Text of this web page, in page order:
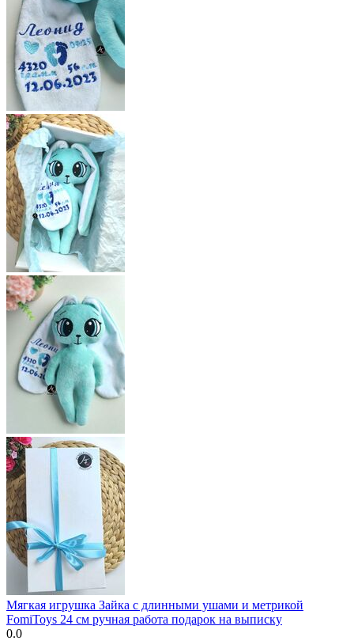
Мягкая игрушка Зайка с длинными ушами и метрикой
FomiToys 24 см ручная работа подарок на выписку
0.0